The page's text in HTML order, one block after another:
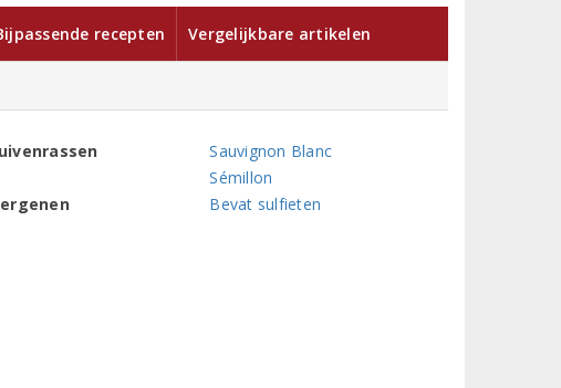
recepten Vergelijkbare artikelen
Sauvignon Blanc
Sémillon
Bevat sulfieten